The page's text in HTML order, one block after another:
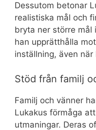
Dessutom betonar
realistiska mål och
bryta ner större mål
han upprätthålla
inställning, även
Stöd från familj
Familj och vänner
Lukakus förmåga
utmaningar. Deras